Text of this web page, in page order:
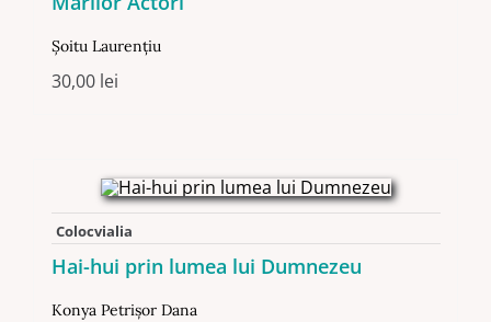
Șoitu Laurențiu
30,00 lei
Colocvialia
Hai-hui prin lumea lui Dumnezeu
Konya Petrişor Dana